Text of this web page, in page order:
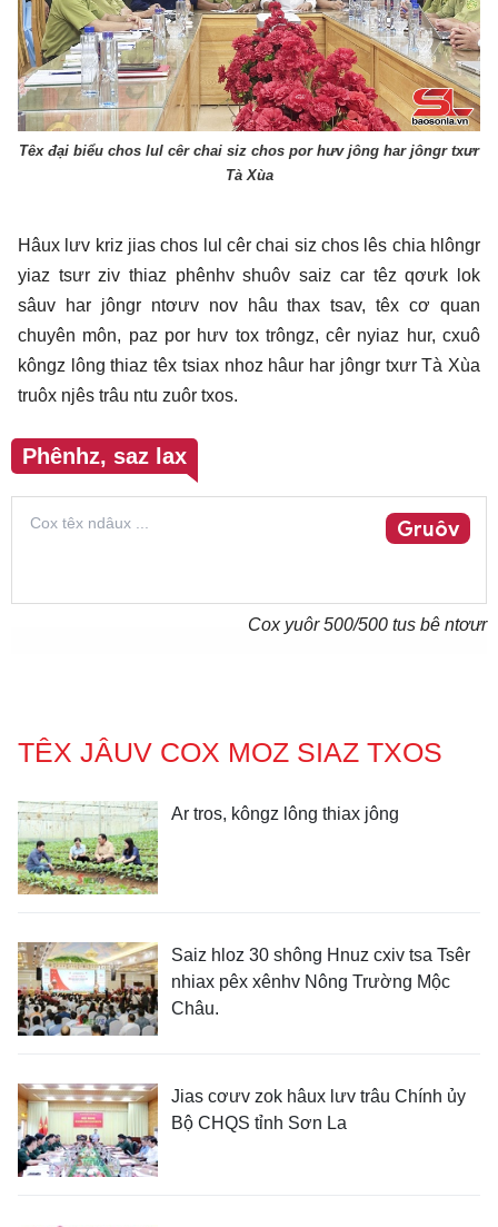
Têx đại biểu chos lul cêr chai siz chos por hưv jông har jôngr txưr
Tà Xùa
Hâux lưv kriz jias chos lul cêr chai siz chos lês chia hlôngr
yiaz tsưr ziv thiaz phênhv shuôv saiz car têz qơưk lok
sâuv har jôngr ntơưv nov hâu thax tsav, têx cơ quan
chuyên môn, paz por hưv tox trôngz, cêr nyiaz hur, cxuô
kôngz lông thiaz têx tsiax nhoz hâur har jôngr txưr Tà Xùa
truôx njês trâu ntu zuôr txos.
Phênhz, saz lax
Gruôv
Cox yuôr500/500 tus bê ntơưr
TÊX JÂUV COX MOZ SIAZ TXOS
Ar tros, kôngz lông thiax jông
Saiz hloz 30 shông Hnuz cxiv tsa Tsêr
nhiax pêx xênhv Nông Trường Mộc
Châu.
Jias cơưv zok hâux lưv trâu Chính ủy
Bộ CHQS tỉnh Sơn La